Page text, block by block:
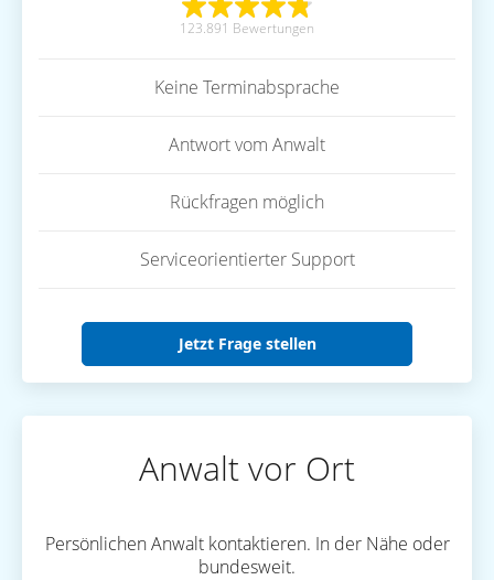
123.891 Bewertungen
Keine Terminabsprache
Antwort vom Anwalt
Rückfragen möglich
Serviceorientierter Support
Jetzt Frage stellen
Anwalt vor Ort
Persönlichen Anwalt kontaktieren. In der Nähe oder
bundesweit.